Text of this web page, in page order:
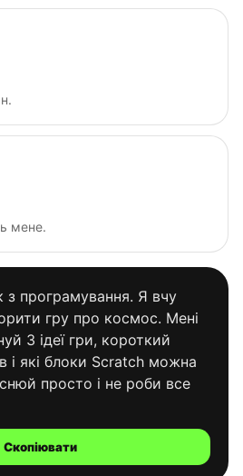
мене.
програмування. Я вчу
гру про космос. Мені
3 ідеї гри, короткий
і які блоки Scratch можна
просто і не роби все
Скопіювати